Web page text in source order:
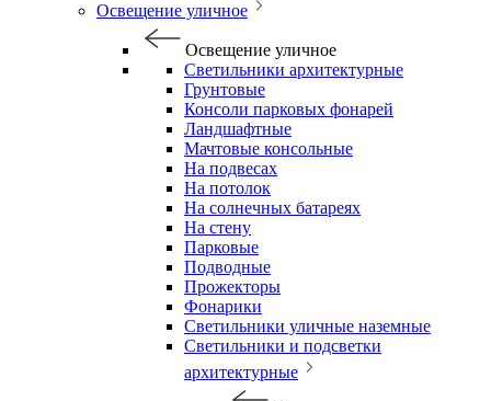
Освещение уличное
Освещение уличное
Светильники архитектурные
Грунтовые
Консоли парковых фонарей
Ландшафтные
Мачтовые консольные
На подвесах
На потолок
На солнечных батареях
На стену
Парковые
Подводные
Прожекторы
Фонарики
Светильники уличные наземные
Светильники и подсветки
архитектурные